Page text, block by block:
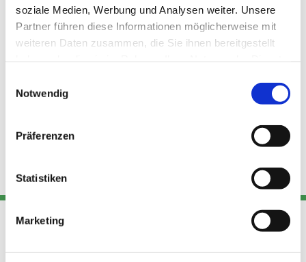
soziale Medien, Werbung und Analysen weiter. Unsere
Partner führen diese Informationen möglicherweise mit
weiteren Daten zusammen, die Sie ihnen bereitgestellt
Notwendig
Präferenzen
Statistiken
Marketing
Adresse
Kont
Links